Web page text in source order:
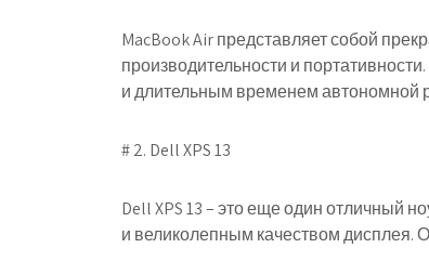
MacBook Air представляет собой
производительности и
и длительным временем автономной
# 2. Dell XPS 13
Dell XPS 13 – это еще один отличный
и великолепным качеством дисплея.